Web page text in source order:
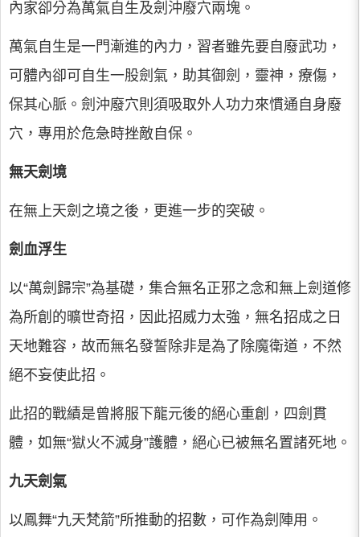
內家卻分為萬氣自生及劍沖廢穴兩塊。
萬氣自生是一門漸進的內力，習者雖先要自廢武功，
可體內卻可自生一股劍氣，助其御劍，靈神，療傷，
保其心脈。劍沖廢穴則須吸取外人功力來慣通自身廢
穴，專用於危急時挫敵自保。
無天劍境
在無上天劍之境之後，更進一步的突破。
劍血浮生
以“萬劍歸宗”為基礎，集合無名正邪之念和無上劍道修
為所創的曠世奇招，因此招威力太強，無名招成之日
天地難容，故而無名發誓除非是為了除魔衛道，不然
絕不妄使此招。
此招的戰績是曾將服下龍元後的絕心重創，四劍貫
體，如無“獄火不滅身”護體，絕心已被無名置諸死地。
九天劍氣
以鳳舞“九天梵箭”所推動的招數，可作為劍陣用。